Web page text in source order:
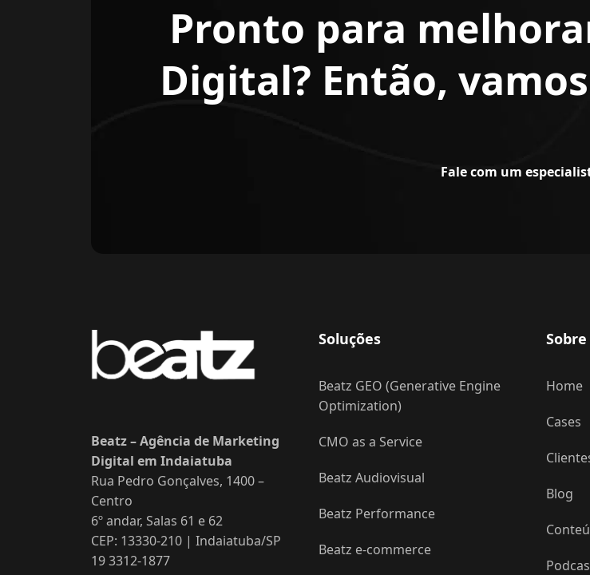
Pronto para
Digital? Então,
Fale com um
Beatz – Agência de Marketing
Digital em Indaiatuba
Rua Pedro Gonçalves, 1400 –
Centro
6º andar, Salas 61 e 62
CEP: 13330-210 | Indaiatuba/SP
19 3312-1877
Soluções
Beatz GEO (Generative Engine
Optimization)
CMO as a Service
Beatz Audiovisual
Beatz Performance
Beatz e-commerce
Home
Cases
Blog